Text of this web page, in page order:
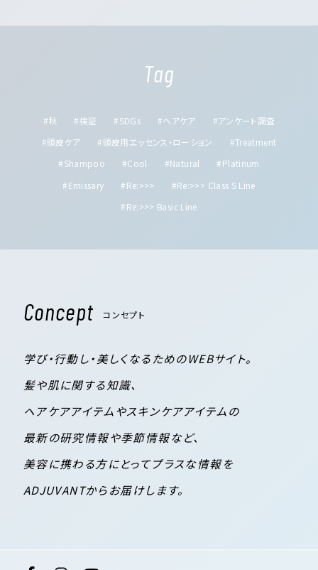
Tag
#秋 #検証 #SDGs #ヘアケア
#アンケート調査
#頭皮ケア
#頭皮用エッセンス・ローション
#Treatment
#Shampoo
#Cool #Natural
#Platinum
#Emissary
#Re:>>>
#Re:>>> Class S Line
#Re:>>> Basic Line
Concept コンセプト
学び・行動し・美しくなるためのWEBサイト。
髪や肌に関する知識、
ヘアケアアイテムやスキンケアアイテムの
最新の研究情報や季節情報など、
美容に携わる方にとってプラスな情報を
ADJUVANTからお届けします。